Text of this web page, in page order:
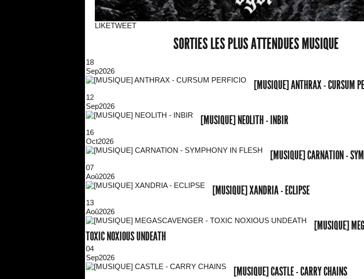
LIKETWEET
SORTIES LES PLUS ATTENDUES MUSIQUE
18
Sep2026
[MUSIQUE] ANTHRAX - CURSUM
12
Sep2026
[MUSIQUE] NEOLITH - INBIR
16
Oct2026
[MUSIQUE] CARNATION -
07
Aoû2026
[MUSIQUE] XANDRIA - ECLIPSE
13
Aoû2026
[MUSIQUE]
TOXIC NOXIOUS UNDEATH
04
Sep2026
[MUSIQUE] CASTLE - CARRY CHAINS